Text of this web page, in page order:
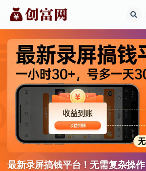
最新录屏搞钱平台！无需复杂操